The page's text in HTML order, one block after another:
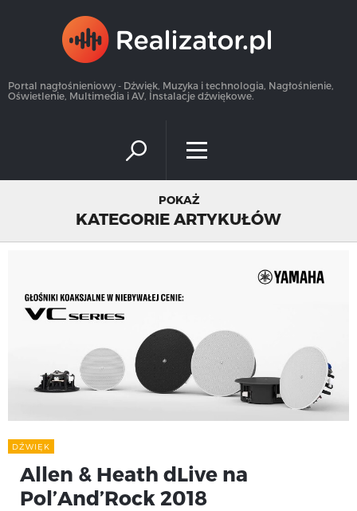
Portal nagłośnieniowy - Dźwięk, Muzyka i technologia, Nagłośnienie,
Oświetlenie, Multimedia i AV, Instalacje dźwiękowe.
POKAŻ
KATEGORIE ARTYKUŁÓW
DŹWIĘK
Allen & Heath dLive na
Pol’And’Rock 2018